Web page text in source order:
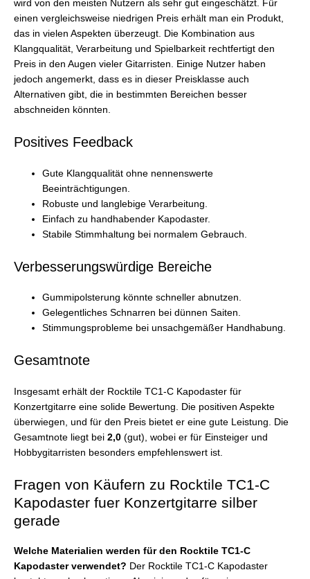
wird von den meisten Nutzern als sehr gut eingeschätzt. Für
einen vergleichsweise niedrigen Preis erhält man ein Produkt,
das in vielen Aspekten überzeugt. Die Kombination aus
Klangqualität, Verarbeitung und Spielbarkeit rechtfertigt den
Preis in den Augen vieler Gitarristen. Einige Nutzer haben
jedoch angemerkt, dass es in dieser Preisklasse auch
Alternativen gibt, die in bestimmten Bereichen besser
abschneiden könnten.
Positives Feedback
Gute Klangqualität ohne nennenswerte
Beeinträchtigungen.
Robuste und langlebige Verarbeitung.
Einfach zu handhabender Kapodaster.
Stabile Stimmhaltung bei normalem Gebrauch.
Verbesserungswürdige Bereiche
Gummipolsterung könnte schneller abnutzen.
Gelegentliches Schnarren bei dünnen Saiten.
Stimmungsprobleme bei unsachgemäßer Handhabung.
Gesamtnote
Insgesamt erhält der Rocktile TC1-C Kapodaster für
Konzertgitarre eine solide Bewertung. Die positiven Aspekte
überwiegen, und für den Preis bietet er eine gute Leistung. Die
Gesamtnote liegt bei 2,0 (gut), wobei er für Einsteiger und
Hobbygitarristen besonders empfehlenswert ist.
Fragen von Käufern zu Rocktile TC1-C
Kapodaster fuer Konzertgitarre silber
gerade
Welche Materialien werden für den Rocktile TC1-C
Kapodaster verwendet? Der Rocktile TC1-C Kapodaster